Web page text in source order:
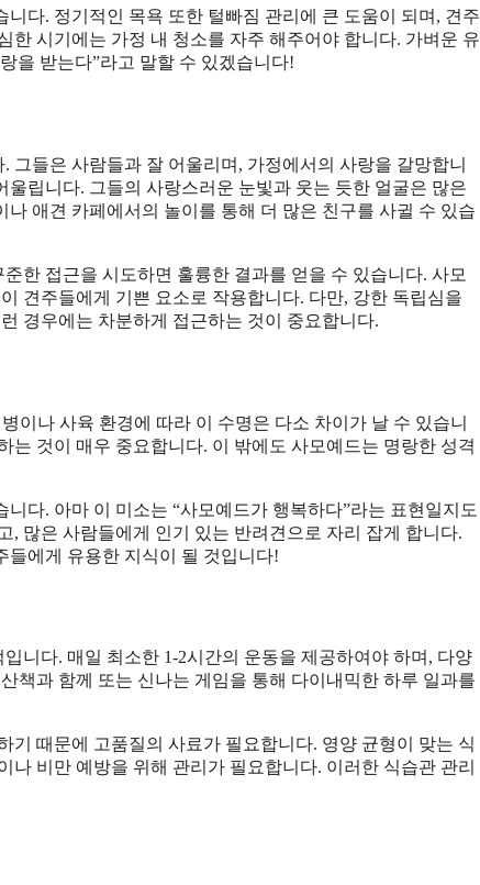
다. 정기적인 목욕 또한 털빠짐 관리에 큰 도움이 되며, 견주
시기에는 가정 내 청소를 자주 해주어야 합니다. 가벼운 유
을 받는다”라고 말할 수 있겠습니다!
들은 사람들과 잘 어울리며, 가정에서의 사랑을 갈망합니
립니다. 그들의 사랑스러운 눈빛과 웃는 듯한 얼굴은 많은
애견 카페에서의 놀이를 통해 더 많은 친구를 사귈 수 있습
한 접근을 시도하면 훌륭한 결과를 얻을 수 있습니다. 사모
견주들에게 기쁜 요소로 작용합니다. 다만, 강한 독립심을
경우에는 차분하게 접근하는 것이 중요합니다.
이나 사육 환경에 따라 이 수명은 다소 차이가 날 수 있습니
것이 매우 중요합니다. 이 밖에도 사모예드는 명랑한 성격
다. 아마 이 미소는 “사모예드가 행복하다”라는 표현일지도
많은 사람들에게 인기 있는 반려견으로 자리 잡게 합니다.
들에게 유용한 지식이 될 것입니다!
니다. 매일 최소한 1-2시간의 운동을 제공하여야 하며, 다양
책과 함께 또는 신나는 게임을 통해 다이내믹한 하루 일과를
때문에 고품질의 사료가 필요합니다. 영양 균형이 맞는 식
비만 예방을 위해 관리가 필요합니다. 이러한 식습관 관리